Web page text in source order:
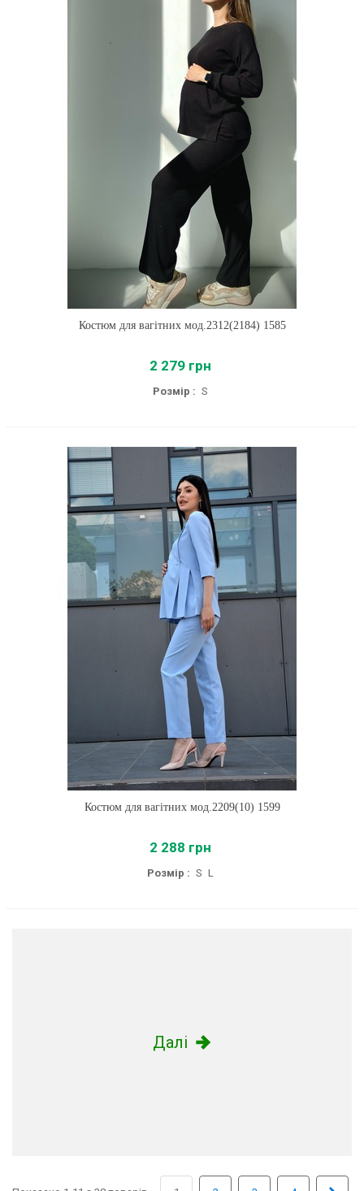
Костюм для вагітних мод.2312(2184) 1585
2 279 грн
Розмір : S
Костюм для вагітних мод.2209(10) 1599
2 288 грн
Розмір : S L
Далі